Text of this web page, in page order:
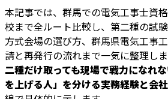
本記事では、群馬での電気工事士資
校まで全ルート比較し、第二種の試
方式会場の選び方、群馬県電気工事
請と再発行の流れまで一気に整理しま
二種だけ取っても現場で戦力になれ
を上げる人」を分ける実務経験と会